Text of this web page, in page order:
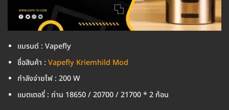
แบรนด์ : Vapefly
ชื่อสินค้า : Vapefly Kriemhild Mod
กำลังจ่ายไฟ : 200 W
แบตเตอรี่ : ถ่าน 18650 / 20700 / 21700 * 2 ก้อน